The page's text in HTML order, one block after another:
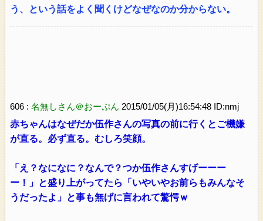
う、という話をよく聞くけどなぜなのか分からない。
606 : 名無しさん＠おーぷん 2015/01/05(月)16:54:48 ID:nmj
赤ちゃんはなぜだか伍作さんの写真の前に行くとご機嫌
が直る。必ず直る。むしろ笑顔。
「え？なになに？なんで？つか伍作さんすげーーー
ー！」と盛り上がってたら「いやいやお前らもみんなそ
うだったよ」と事も無げに言われて驚愕ｗ